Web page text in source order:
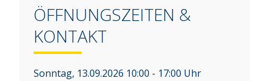
ÖFFNUNGSZEITEN &
KONTAKT
Sonntag, 13.09.2026 10:00 - 17:00 Uhr